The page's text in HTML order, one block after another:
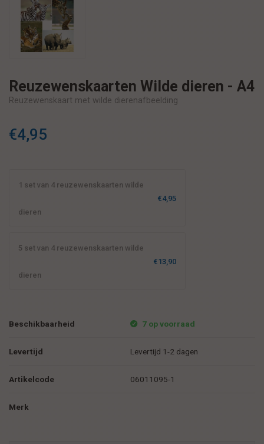
Reuzewenskaarten Wilde dieren - A4
Reuzewenskaart met wilde dierenafbeelding
€4,95
1 set van 4 reuzewenskaarten wilde
dieren
€4,95
5 set van 4 reuzewenskaarten wilde
dieren
€13,90
Beschikbaarheid 7 op voorraad
Levertijd Levertijd 1-2 dagen
Artikelcode 06011095-1
Merk